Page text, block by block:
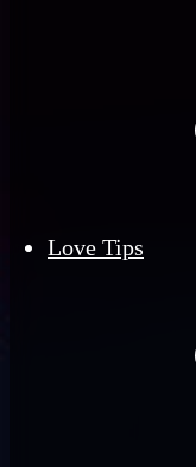
Love Tips